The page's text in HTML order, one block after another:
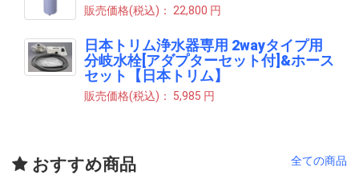
販売価格(税込)： 22,800 円
日本トリム浄水器専用 2wayタイプ用
分岐水栓[アダプターセット付]&ホース
セット【日本トリム】
販売価格(税込)： 5,985 円
おすすめ商品 全ての商品